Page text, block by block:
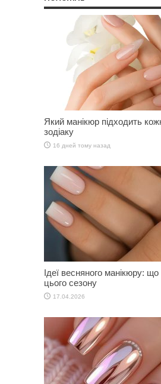
Який манікюр підходить
зодіаку
16 дней тому назад
Ідеї весняного манікюру:
цього сезону
17.04.2026